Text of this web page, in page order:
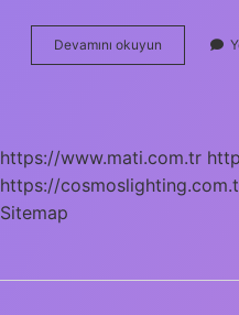
Devamını okuyun
Parmak
https://www.mati.com.tr
https://
Sitemap